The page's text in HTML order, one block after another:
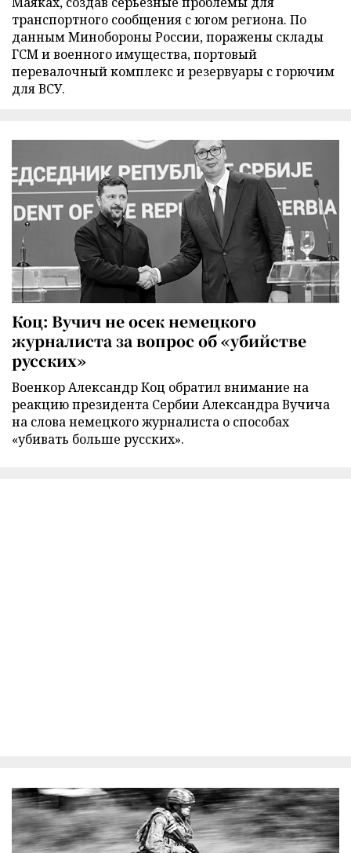
транспортного сообщения с югом региона. По
данным Минобороны России, поражены склады
ГСМ и военного имущества, портовый
перевалочный комплекс и резервуары с горючим
для ВСУ.
Коц: Вучич не осек немецкого
журналиста за вопрос об «убийстве
русских»
Военкор Александр Коц обратил внимание на
реакцию президента Сербии Александра Вучича
на слова немецкого журналиста о способах
«убивать больше русских».